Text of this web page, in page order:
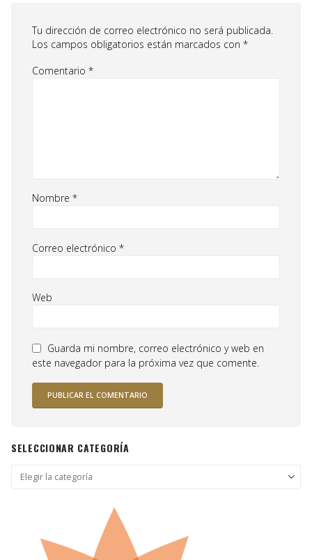
Tu dirección de correo electrónico no será publicada.
Los campos obligatorios están marcados con *
Comentario *
Nombre *
Correo electrónico *
Web
Guarda mi nombre, correo electrónico y web en
este navegador para la próxima vez que comente.
SELECCIONAR CATEGORÍA
Seleccionar
categoría